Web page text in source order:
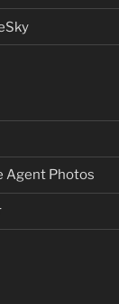
Agent Photos